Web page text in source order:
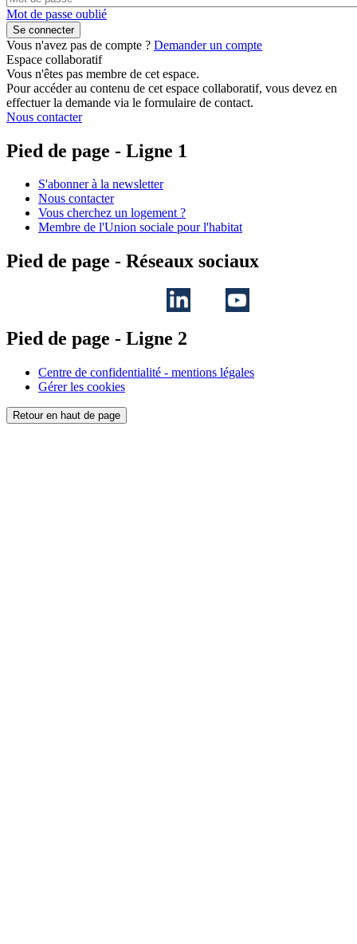
Mot de passe oublié
Vous n'avez pas de compte ? Demander un compte
Espace collaboratif
Vous n'êtes pas membre de cet espace.
Pour accéder au contenu de cet espace collaboratif, vous devez en
effectuer la demande via le formulaire de contact.
Nous contacter
Pied de page - Ligne 1
S'abonner à la newsletter
Nous contacter
Vous cherchez un logement ?
Membre de l'Union sociale pour l'habitat
Pied de page - Réseaux sociaux
Pied de page - Ligne 2
Centre de confidentialité - mentions légales
Gérer les cookies
Retour en haut de page